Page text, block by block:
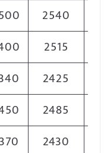
2540
2515
2425
2485
2430